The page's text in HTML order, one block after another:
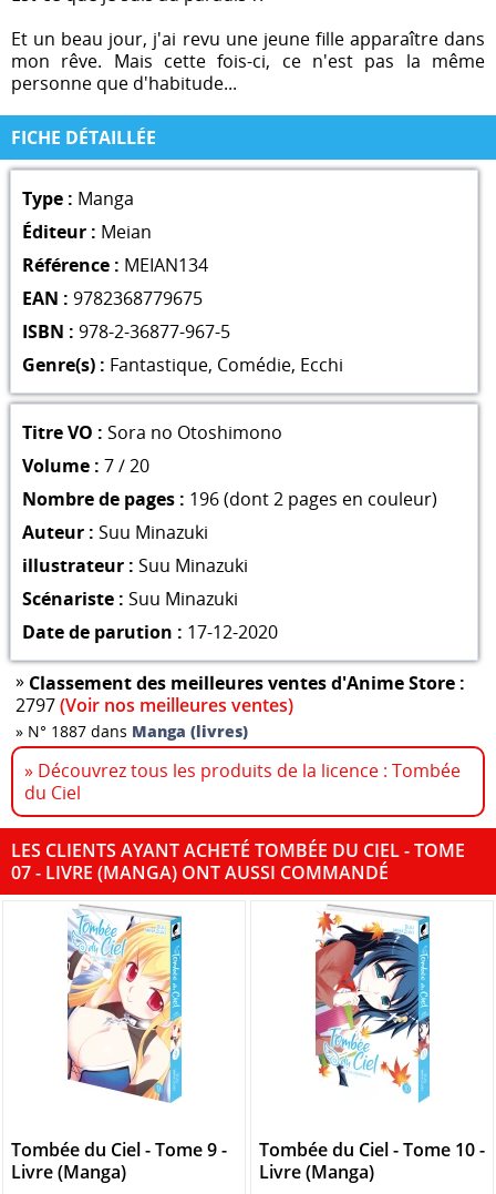
Et un beau jour, j'ai revu une jeune fille apparaître dans
mon rêve. Mais cette fois-ci, ce n'est pas la même
personne que d'habitude...
FICHE DÉTAILLÉE
Type : Manga
Éditeur : Meian
Référence : MEIAN134
EAN : 9782368779675
ISBN : 978-2-36877-967-5
Genre(s) : Fantastique, Comédie, Ecchi
Titre VO : Sora no Otoshimono
Volume : 7 / 20
Nombre de pages : 196 (dont 2 pages en couleur)
Auteur : Suu Minazuki
illustrateur : Suu Minazuki
Scénariste : Suu Minazuki
Date de parution : 17-12-2020
» Classement des meilleures ventes d'Anime Store :
2797(Voir nos meilleures ventes)
» N° 1887 dans Manga (livres)
» Découvrez tous les produits de la licence : Tombée
du Ciel
LES CLIENTS AYANT ACHETÉ TOMBÉE DU CIEL - TOME
07 - LIVRE (MANGA) ONT AUSSI COMMANDÉ
Tombée du Ciel - Tome 9 -
Livre (Manga)
Tombée du Ciel - Tome 10 -
Livre (Manga)